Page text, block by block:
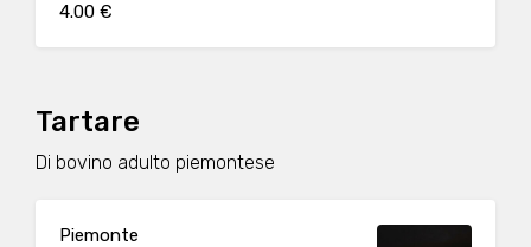
4.00 €
Tartare
Di bovino adulto piemontese
Piemonte